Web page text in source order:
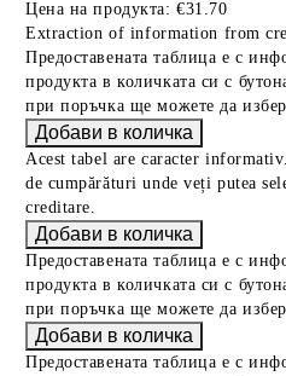
Цена на продукта: €31.70
Extraction of information from
Предоставената таблица е с
продукта в количката си с
при поръчка ще можете да
Acest tabel are caracter
de cumpărături unde veți putea
creditare.
Предоставената таблица е с
продукта в количката си с
при поръчка ще можете да
Предоставената таблица е с